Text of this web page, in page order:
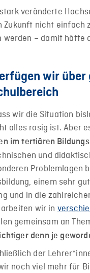
veränderte
nicht einfach
werden – damit
wir über
wir die Situation
alles rosig ist. Aber
im tertiären
und
einem sehr
und in die
wir in
gemeinsam an
denn je
der
noch viel mehr für